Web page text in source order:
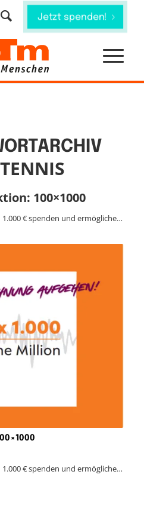
Jetzt spenden!
TENNIS
100×1000
€ spenden und ermögliche…
€ spenden und ermögliche…